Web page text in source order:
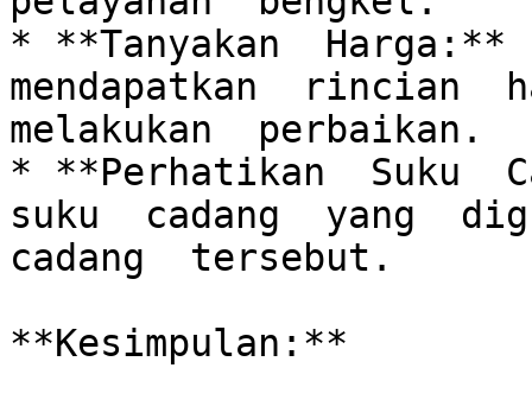
* **Tanyakan  Harga:**
mendapatkan  rincian
melakukan  perbaikan.
* **Perhatikan  Suku
suku  cadang  yang
cadang  tersebut.
**Kesimpulan:**